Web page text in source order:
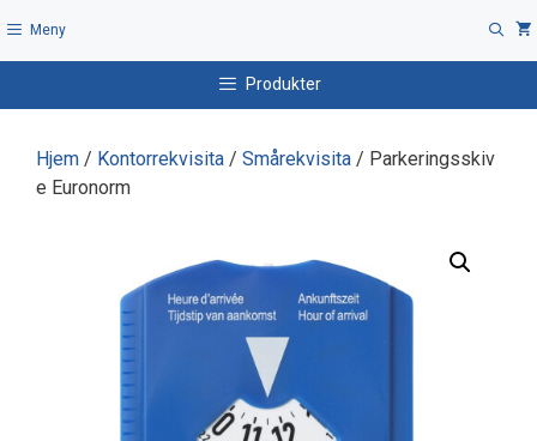
til
Meny
Produkter
Hjem / Kontorrekvisita / Smårekvisita / Parkeringsskiv
e Euronorm